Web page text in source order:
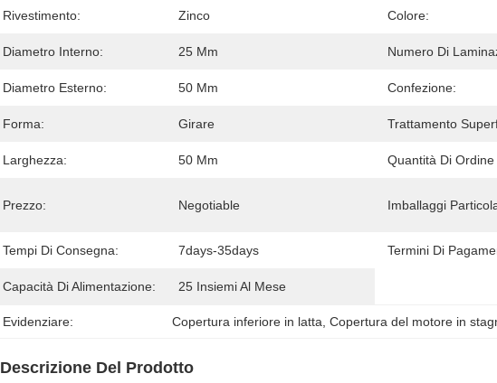
Rivestimento: Zinco Colore:
Diametro Interno: 25 Mm Numero Di
Diametro Esterno: 50 Mm Confezione:
Forma: Girare Trattamento
Larghezza: 50 Mm Quantità Di Ordine
Prezzo: Negotiable Imballaggi
Tempi Di Consegna: 7days-35days Termini Di
Capacità Di Alimentazione: 25 Insiemi Al Mese
Evidenziare: Copertura inferiore in latta , Copertura del motore in
Descrizione Del Prodotto